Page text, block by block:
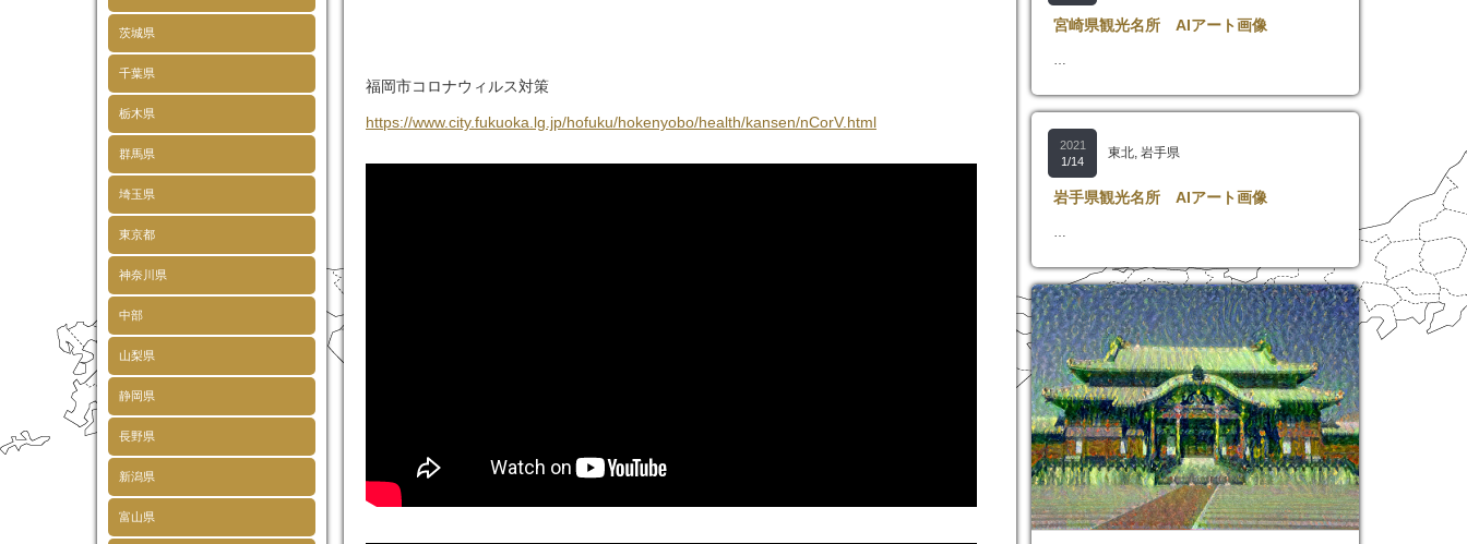
茨城県
千葉県
栃木県
群馬県
埼玉県
東京都
神奈川県
中部
山梨県
静岡県
長野県
新潟県
富山県
福岡市コロナウィルス対策
https://www.city.fukuoka.lg.jp/hofuku/hokenyobo/health/kansen/nCorV.html
宮崎県観光名所 AIアート画像
…
2021
1/14
東北, 岩手県
岩手県観光名所 AIアート画像
…